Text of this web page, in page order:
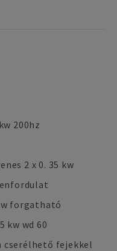
200hz
2 x 0. 35 kw
forgatható
kw wd 60
cserélhető fejekkel